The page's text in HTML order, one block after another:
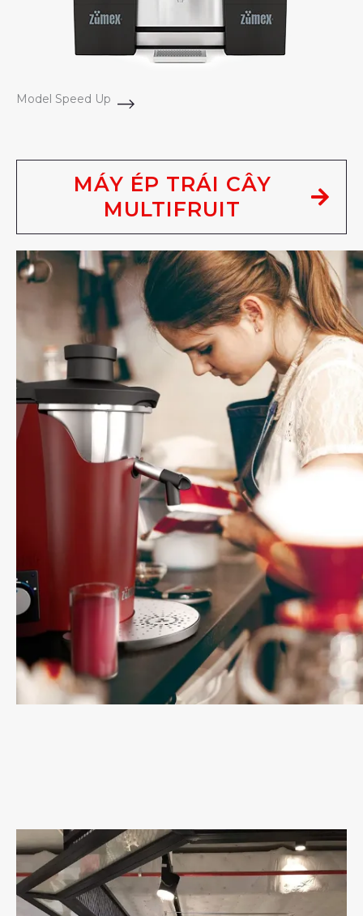
Model Speed Up
MÁY ÉP TRÁI CÂY
MULTIFRUIT